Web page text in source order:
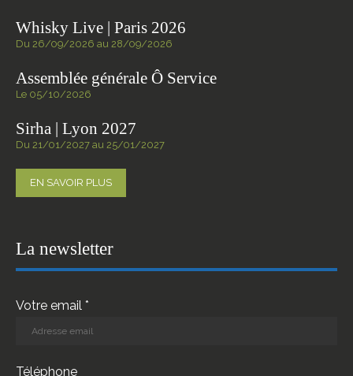
Whisky Live | Paris 2026
Du 26/09/2026 au 28/09/2026
Assemblée générale Ô Service
Le 05/10/2026
Sirha | Lyon 2027
Du 21/01/2027 au 25/01/2027
EN SAVOIR PLUS
La newsletter
Votre email *
Téléphone